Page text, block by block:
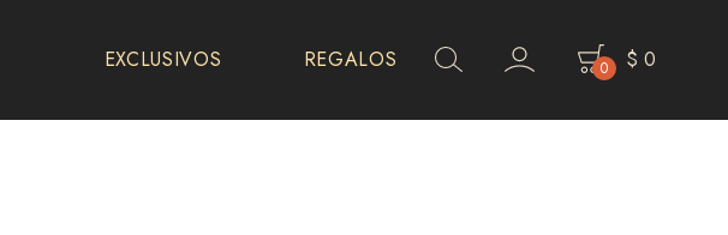
EXCLUSIVOS REGALOS 0 $ 0